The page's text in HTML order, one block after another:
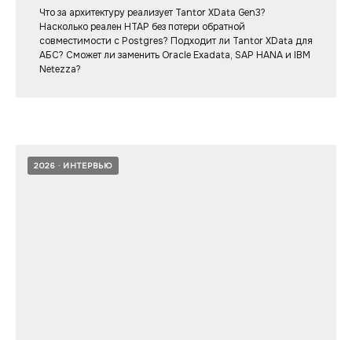
Что за архитектуру реализует Tantor XData Gen3?
Насколько реален HTAP без потери обратной
совместимости с Postgres? Подходит ли Tantor XData для
АБС? Сможет ли заменить Oracle Exadata, SAP HANA и IBM
Netezza?
2026 ИНТЕРВЬЮ